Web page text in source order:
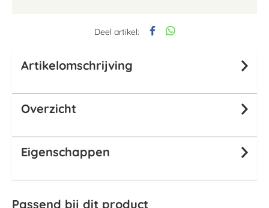
Deel artikel:
Artikelomschrijving
Overzicht
Eigenschappen
Passend bij dit product